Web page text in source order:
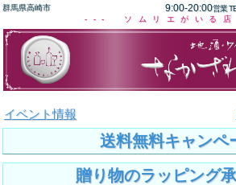
群馬県高崎市 9:00-20:00営業
--- ソムリエがいる
イベント情報
送料無料キャンペ
贈り物のラッピング